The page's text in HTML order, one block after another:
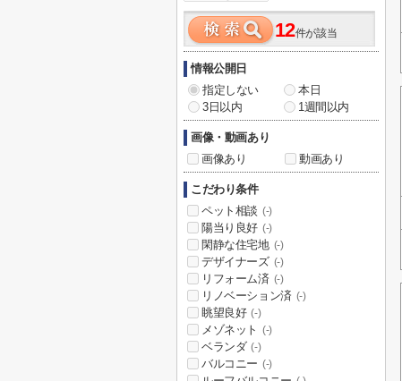
12件が該当
情報公開日
指定しない
本日
3日以内
1週間以内
画像・動画あり
画像あり
動画あり
こだわり条件
ペット相談 (-)
陽当り良好 (-)
閑静な住宅地 (-)
デザイナーズ (-)
リフォーム済 (-)
リノベーション済 (-)
眺望良好 (-)
メゾネット (-)
ベランダ (-)
バルコニー (-)